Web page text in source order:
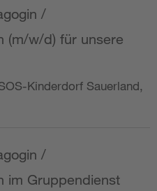
/
(m/w/d) für unsere
Kinderdorf Sauerland,
/
im Gruppendienst